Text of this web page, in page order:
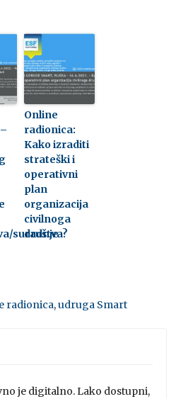
suradnje
Online
radionica:
Kako izraditi
strateški i
operativni
plan
organizacija
civilnoga
društva?
radionica,udruga Smart
je digitalno. Lako dostupni,